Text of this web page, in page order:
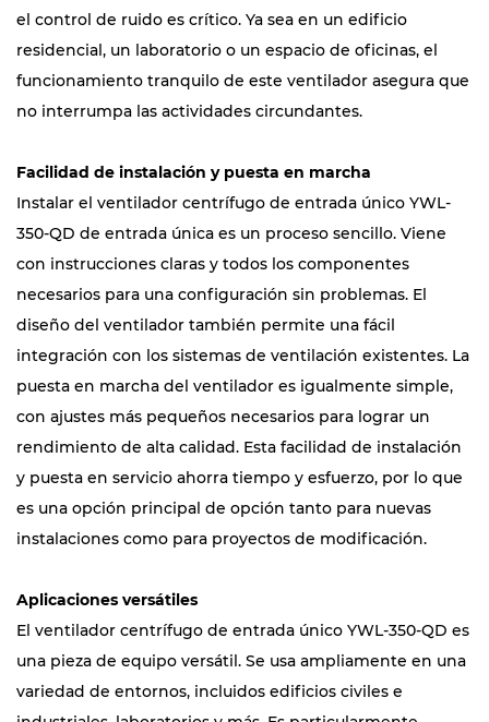
el control de ruido es crítico. Ya sea en un edificio
residencial, un laboratorio o un espacio de oficinas, el
funcionamiento tranquilo de este ventilador asegura que
no interrumpa las actividades circundantes.
Facilidad de instalación y puesta en marcha
Instalar el ventilador centrífugo de entrada único YWL-
350-QD de entrada única es un proceso sencillo. Viene
con instrucciones claras y todos los componentes
necesarios para una configuración sin problemas. El
diseño del ventilador también permite una fácil
integración con los sistemas de ventilación existentes. La
puesta en marcha del ventilador es igualmente simple,
con ajustes más pequeños necesarios para lograr un
rendimiento de alta calidad. Esta facilidad de instalación
y puesta en servicio ahorra tiempo y esfuerzo, por lo que
es una opción principal de opción tanto para nuevas
instalaciones como para proyectos de modificación.
Aplicaciones versátiles
El ventilador centrífugo de entrada único YWL-350-QD es
una pieza de equipo versátil. Se usa ampliamente en una
variedad de entornos, incluidos edificios civiles e